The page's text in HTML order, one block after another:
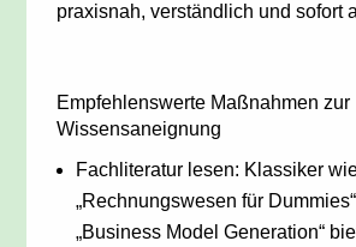
praxisnah, verständlich und sofort
Empfehlenswerte Maßnahmen zur
Wissensaneignung
Fachliteratur lesen: Klassiker
„Rechnungswesen für
„Business Model Generation“